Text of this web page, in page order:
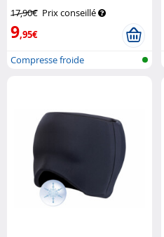
17,90€ Prix conseillé
9,95€
Compresse froide